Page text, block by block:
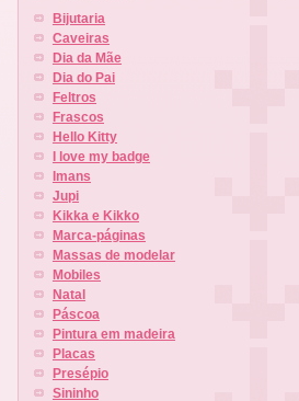
Bijutaria
Caveiras
Dia da Mãe
Dia do Pai
Feltros
Frascos
Hello Kitty
I love my badge
Imans
Jupi
Kikka e Kikko
Marca-páginas
Massas de modelar
Mobiles
Natal
Páscoa
Pintura em madeira
Placas
Presépio
Sininho